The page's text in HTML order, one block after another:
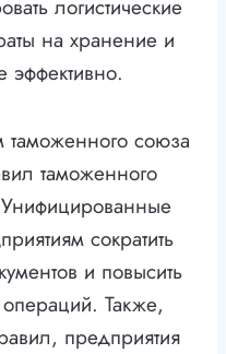
логистические
на хранение и
эффективно.
союза
таможенного
сократить
и повысить
Также,
предприятия